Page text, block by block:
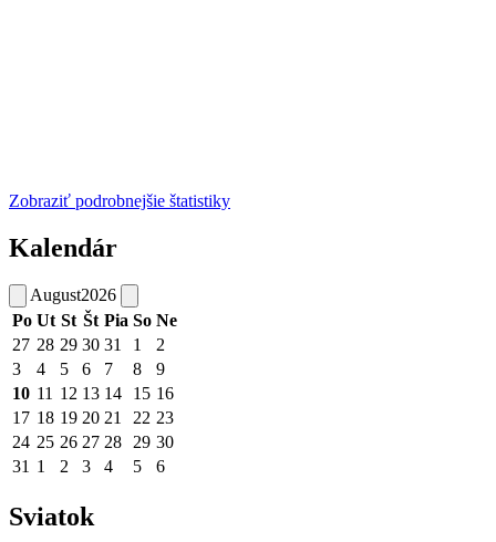
Zobraziť podrobnejšie štatistiky
Kalendár
August2026
Po Ut St Št Pia So Ne
27 28 29 30 31 1
2
3
4 5 6 7 8
9
10 11 12 13 14 15 16
17 18 19 20 21 22 23
24 25 26 27 28 29 30
31 1 2 3 4 5 6
Sviatok